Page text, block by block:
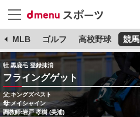
MLB ゴルフ 高校野球 競馬
牡 黒鹿毛 登録抹消
フライングゲット
父:キングズベスト
母:メイシャイン
調教師:岩戸 孝樹 (美浦)